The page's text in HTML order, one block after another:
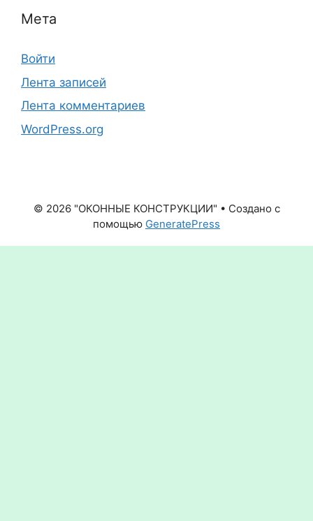
Мета
Войти
Лента записей
Лента комментариев
WordPress.org
© 2026 "ОКОННЫЕ КОНСТРУКЦИИ" • Создано с
помощью GeneratePress